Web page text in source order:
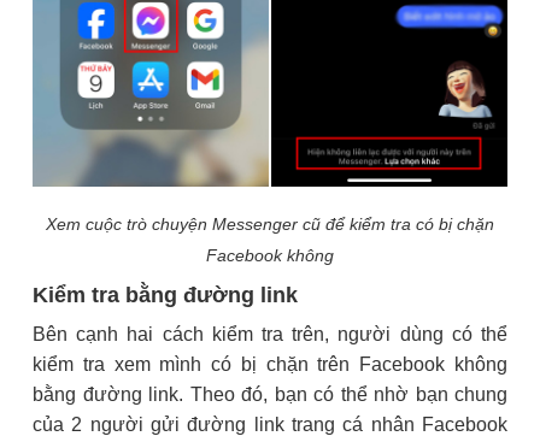
Xem cuộc trò chuyện Messenger cũ để kiểm tra có bị chặn
Facebook không
Kiểm tra bằng đường link
Bên cạnh hai cách kiểm tra trên, người dùng có thể
kiểm tra xem mình có bị chặn trên Facebook không
bằng đường link. Theo đó, bạn có thể nhờ bạn chung
của 2 người gửi đường link trang cá nhân Facebook